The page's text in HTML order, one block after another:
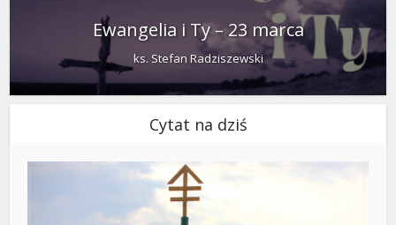
Ewangelia i Ty – 23 marca
ks. Stefan Radziszewski
Cytat na dziś